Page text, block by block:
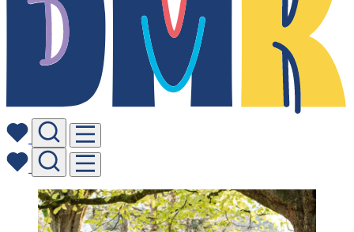
content